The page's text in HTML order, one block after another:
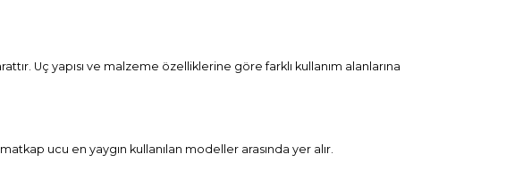
Uç yapısı ve malzeme özelliklerine göre farklı kullanım alanlarına
ucu en yaygın kullanılan modeller arasında yer alır.